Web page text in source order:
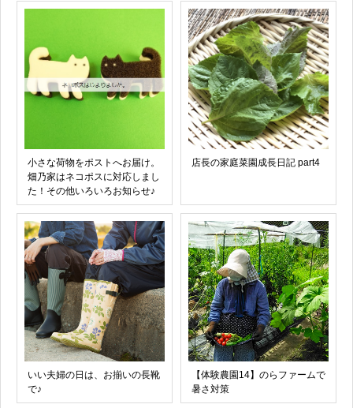
小さな荷物をポストへお届け。
畑乃家はネコポスに対応しまし
た！その他いろいろお知らせ♪
店長の家庭菜園成長日記 part4
いい夫婦の日は、お揃いの長靴
で♪
【体験農園14】のらファームで
暑さ対策